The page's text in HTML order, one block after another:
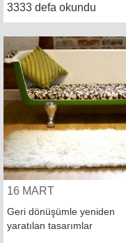
3333 defa okundu
16 MART
Geri dönüşümle yeniden
yaratılan tasarımlar